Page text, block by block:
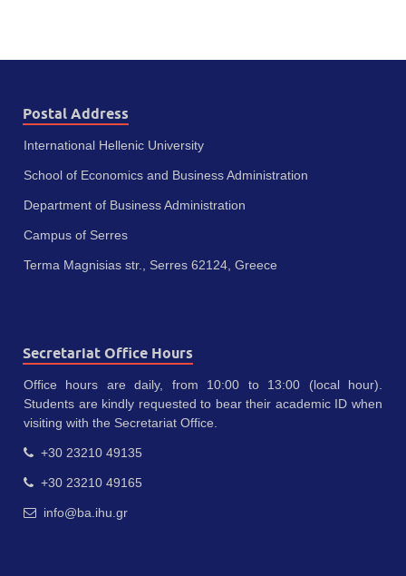
Postal Address
International Hellenic University
School of Economics and Business Administration
Department of Business Administration
Campus of Serres
Terma Magnisias str., Serres 62124, Greece
Secretariat Office Hours
Office hours are daily, from 10:00 to 13:00 (local hour).
Students are kindly requested to bear their academic ID when
visiting with the Secretariat Office.
+30 23210 49135
+30 23210 49165
info@ba.ihu.gr